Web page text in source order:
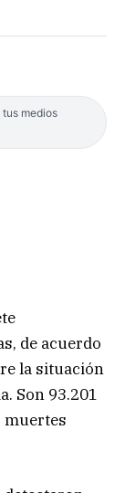
medios
de acuerdo
la situación
Son 93.201
muertes